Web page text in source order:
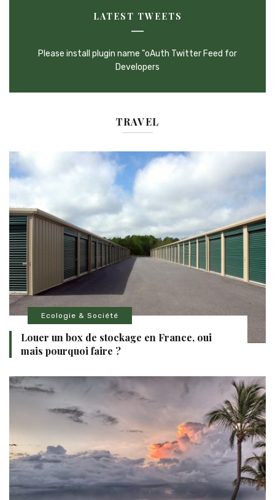
LATEST TWEETS
Please install plugin name "oAuth Twitter Feed for
Developers
TRAVEL
Ecologie & Société
Louer un box de stockage en France, oui
mais pourquoi faire ?